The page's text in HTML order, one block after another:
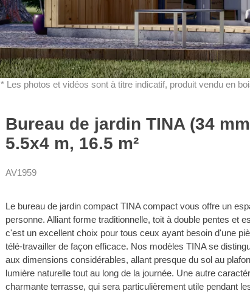
* Les photos et vidéos sont à titre indicatif, produit vendu en
Bureau de jardin TINA (34
5.5x4 m, 16.5 m²
AV1959
Le bureau de jardin compact TINA compact vous offre un
personne. Alliant forme traditionnelle, toit à double pentes et
c'est un excellent choix pour tous ceux ayant besoin d'une
télé-travailler de façon efficace. Nos modèles TINA se
aux dimensions considérables, allant presque du sol au
lumière naturelle tout au long de la journée. Une autre
charmante terrasse, qui sera particulièrement utile pendant